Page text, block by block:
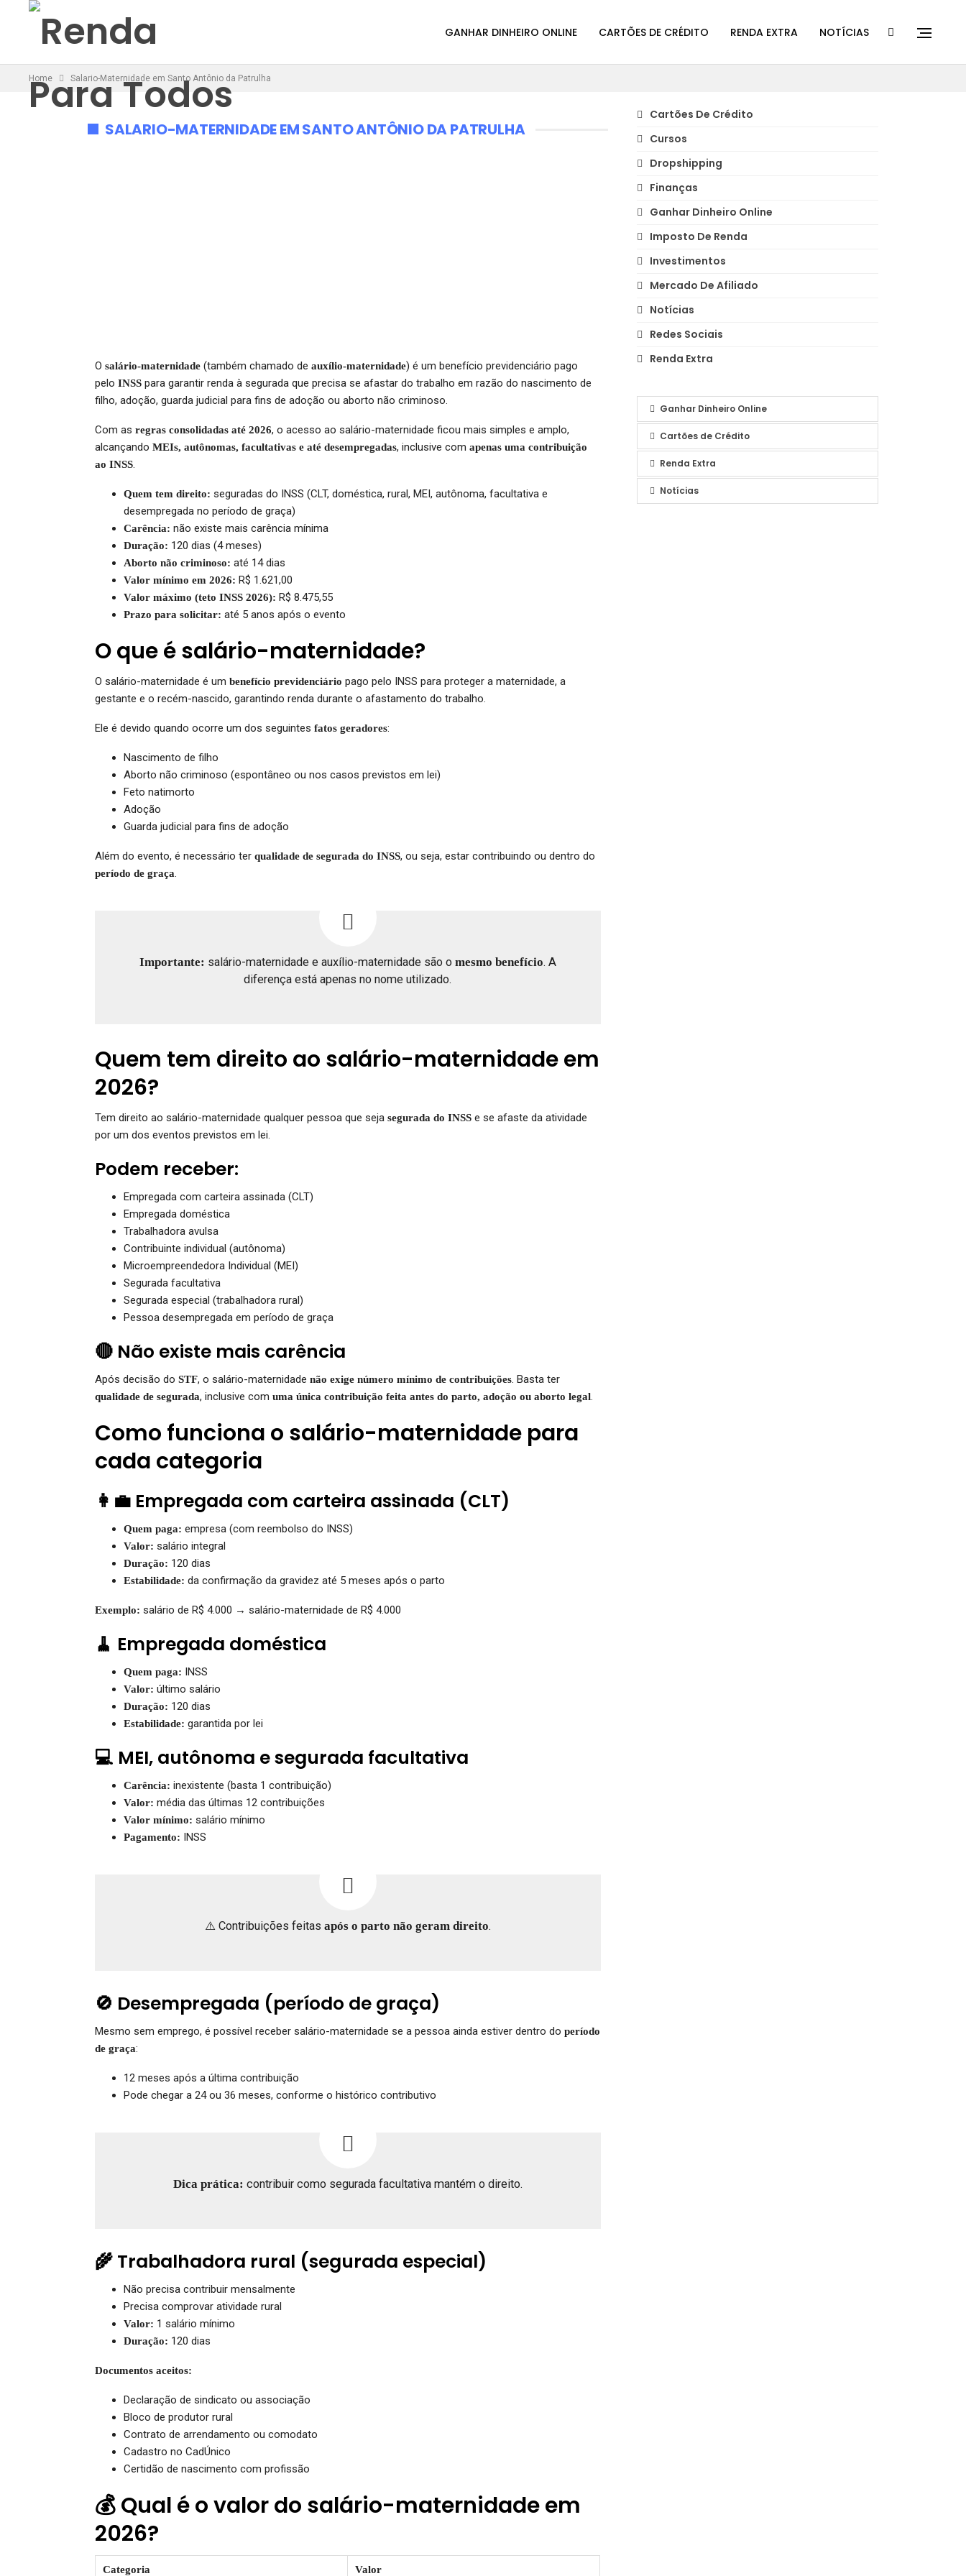
GANHAR DINHEIRO ONLINE CARTÕES DE CRÉDITO RENDA EXTRA NOTÍCIAS
Home Salario-Maternidade em Santo Antônio da Patrulha
SALARIO-MATERNIDADE EM SANTO ANTÔNIO DA PATRULHA
O salário-maternidade (também chamado de auxílio-maternidade) é um benefício previdenciário pago
pelo INSS para garantir renda à segurada que precisa se afastar do trabalho em razão do nascimento de
filho, adoção, guarda judicial para fins de adoção ou aborto não criminoso.
Com as regras consolidadas até 2026, o acesso ao salário-maternidade ficou mais simples e amplo,
alcançando MEIs, autônomas, facultativas e até desempregadas, inclusive com apenas uma contribuição
ao INSS
Quem tem direito: seguradas do INSS (CLT, doméstica, rural, MEI, autônoma, facultativa e
desempregada no período de graça)
Carência: não existe mais carência mínima
Duração: 120 dias (4 meses)
Aborto não criminoso: até 14 dias
Valor mínimo em 2026: R$ 1.621,00
Valor máximo (teto INSS 2026): R$ 8.475,55
Prazo para solicitar: até 5 anos após o evento
O que é salário-maternidade?
O salário-maternidade é um benefício previdenciário pago pelo INSS para proteger a maternidade, a
gestante e o recém-nascido, garantindo renda durante o afastamento do trabalho.
Ele é devido quando ocorre um dos seguintes fatos geradores:
Nascimento de filho
Aborto não criminoso (espontâneo ou nos casos previstos em lei)
Feto natimorto
Adoção
Guarda judicial para fins de adoção
Além do evento, é necessário ter qualidade de segurada do INSS, ou seja, estar contribuindo ou dentro do
período de graça
Importante: salário-maternidade e auxílio-maternidade são o mesmo benefício. A
diferença está apenas no nome utilizado.
Quem tem direito ao salário-maternidade em
2026?
Tem direito ao salário-maternidade qualquer pessoa que seja segurada do INSS e se afaste da atividade
por um dos eventos previstos em lei.
Podem receber:
Empregada com carteira assinada (CLT)
Empregada doméstica
Trabalhadora avulsa
Contribuinte individual (autônoma)
Microempreendedora Individual (MEI)
Segurada facultativa
Segurada especial (trabalhadora rural)
Pessoa desempregada em período de graça
🔴 Não existe mais carência
Após decisão do STF, o salário-maternidade não exige número mínimo de contribuições . Basta ter
qualidade de segurada, inclusive com uma única contribuição feita antes do parto, adoção ou aborto legal
Como funciona o salário-maternidade para
cada categoria
👩‍💼 Empregada com carteira assinada (CLT)
Quem paga: empresa (com reembolso do INSS)
Valor: salário integral
Duração: 120 dias
Estabilidade: da confirmação da gravidez até 5 meses após o parto
Exemplo: salário de R$ 4.000 → salário-maternidade de R$ 4.000
🧹 Empregada doméstica
Quem paga: INSS
Valor: último salário
Duração: 120 dias
Estabilidade: garantida por lei
💻 MEI, autônoma e segurada facultativa
Carência: inexistente (basta 1 contribuição)
Valor: média das últimas 12 contribuições
Valor mínimo: salário mínimo
Pagamento: INSS
⚠️ Contribuições feitas após o parto não geram direito.
🚫 Desempregada (período de graça)
Mesmo sem emprego, é possível receber salário-maternidade se a pessoa ainda estiver dentro do período
de graça:
12 meses após a última contribuição
Pode chegar a 24 ou 36 meses, conforme o histórico contributivo
Dica prática: contribuir como segurada facultativa mantém o direito.
🌾 Trabalhadora rural (segurada especial)
Não precisa contribuir mensalmente
Precisa comprovar atividade rural
Valor: 1 salário mínimo
Duração: 120 dias
Documentos aceitos:
Declaração de sindicato ou associação
Bloco de produtor rural
Contrato de arrendamento ou comodato
Cadastro no CadÚnico
Certidão de nascimento com profissão
💰 Qual é o valor do salário-maternidade em
2026?
Categoria Valor
Cartões De Crédito
Cursos
Dropshipping
Finanças
Ganhar Dinheiro Online
Imposto De Renda
Investimentos
Mercado De Afiliado
Notícias
Redes Sociais
Renda Extra
Ganhar Dinheiro Online
Cartões de Crédito
Renda Extra
Notícias